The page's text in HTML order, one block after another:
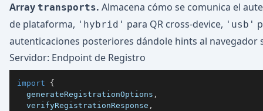
Array transports. Almacena cómo se comunica el
de plataforma, 'hybrid' para QR cross-device, 'usb'
autenticaciones posteriores dándole hints al
Servidor: Endpoint de Registro
import
{
  generateRegistrationOptions
,
  verifyRegistrationResponse
,